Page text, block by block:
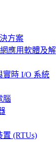
方案
應用軟體及
實時 I/O 系統
腦
(RTUs)